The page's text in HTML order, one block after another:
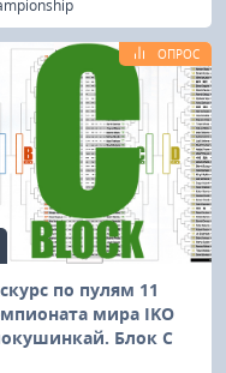
по пулям 11
мира IKO
Блок С
ОПРОС